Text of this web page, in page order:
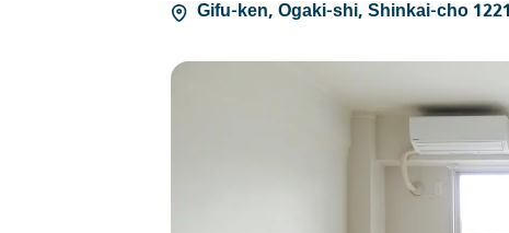
Gifu-ken, Ogaki-shi, Shinkai-cho 1221